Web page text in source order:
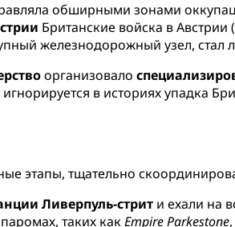
обширными зонами
Британские войска в
железнодорожный узел, стал
организовало
игнорируется в историях упадка
этапы, тщательно
Ливерпуль-стрит и ехали на
таких какEmpire Parkestone